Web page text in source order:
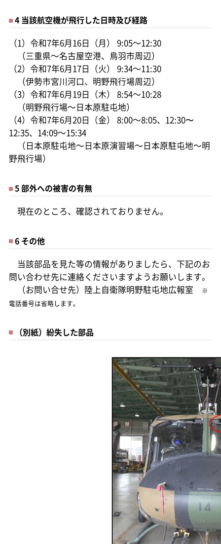
4 当該航空機が飛行した日時及び経路
（1）令和7年6月16日（月） 9:05～12:30
（三重県～名古屋空港、鳥羽市周辺）
（2）令和7年6月17日（火） 9:34～11:30
（伊勢市宮川河口、明野飛行場周辺）
（3）令和7年6月19日（木） 8:54～10:28
（明野飛行場～日本原駐屯地）
（4）令和7年6月20日（金） 8:00～8:05、12:30〜
12:35、14:09～15:34
（日本原駐屯地～日本原演習場～日本原駐屯地～明
野飛行場）
5 部外への被害の有無
現在のところ、確認されておりません。
6 その他
当該部品を見た等の情報がありましたら、下記のお
問い合わせ先に連絡くださいますようお願いします。
（お問い合せ先）陸上自衛隊明野駐屯地広報室
※
電話番号は省略します。
（別紙）紛失した部品